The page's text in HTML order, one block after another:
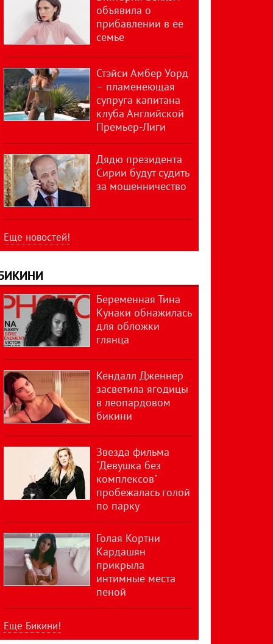
объявила о
прибавлении в ее
семье
Стэйси Амбер Уорд
– пламенеющая
супруга капитана
клуба Английской
Премьер-Лиги
Дядю президента
Сирии будут судить
за мошенничество
Еще новостей!
Беременная Тина
Кунаки обнажилась
для обложки
глянца
Кендалл Дженнер
засветила ягодицы
в леопардовом
бикини
Звезда фильма
"Девушка без
комплексов"
пробежалась голой
по парку
Голая Кортни
Кардашян
прикрыла
интимные места
пеной
Еще Бикини!